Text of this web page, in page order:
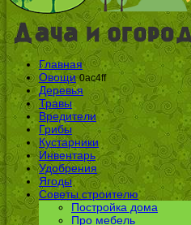
Главная
Овощи 0ac4ff
Деревья
Травы
Вредители
Грибы
Кустарники
Инвентарь
Удобрения
Ягоды
Советы строителю
Постройка дома
Про мебель